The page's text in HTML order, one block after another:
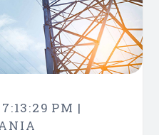
PM |